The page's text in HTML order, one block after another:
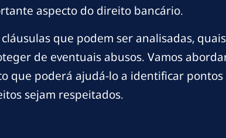
aspecto do direito bancário.
que podem ser analisadas,
de eventuais abusos. Vamos
que poderá ajudá-lo a identificar
sejam respeitados.